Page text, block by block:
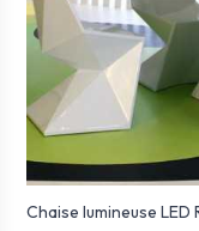
Chaise lumineuse LED